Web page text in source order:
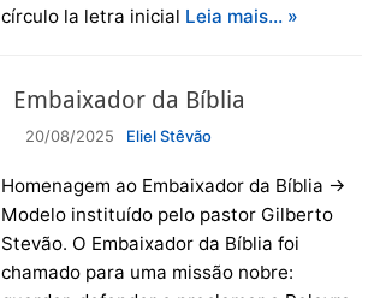
círculo la letra inicial Leia mais… »
Embaixador da Bíblia
20/08/2025 Eliel Stêvão
Homenagem ao Embaixador da Bíblia →
Modelo instituído pelo pastor Gilberto
Stevão. O Embaixador da Bíblia foi
chamado para uma missão nobre: